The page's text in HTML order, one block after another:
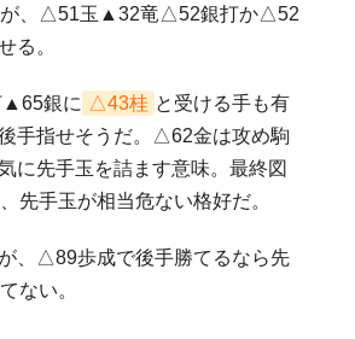
、△51玉▲32竜△52銀打か△52
る。
銀に △43桂 と受ける手も有
手指せそうだ。△62金は攻め駒
に先手玉を詰ます意味。最終図
先手玉が相当危ない格好だ。
、△89歩成で後手勝てるなら先
ない。